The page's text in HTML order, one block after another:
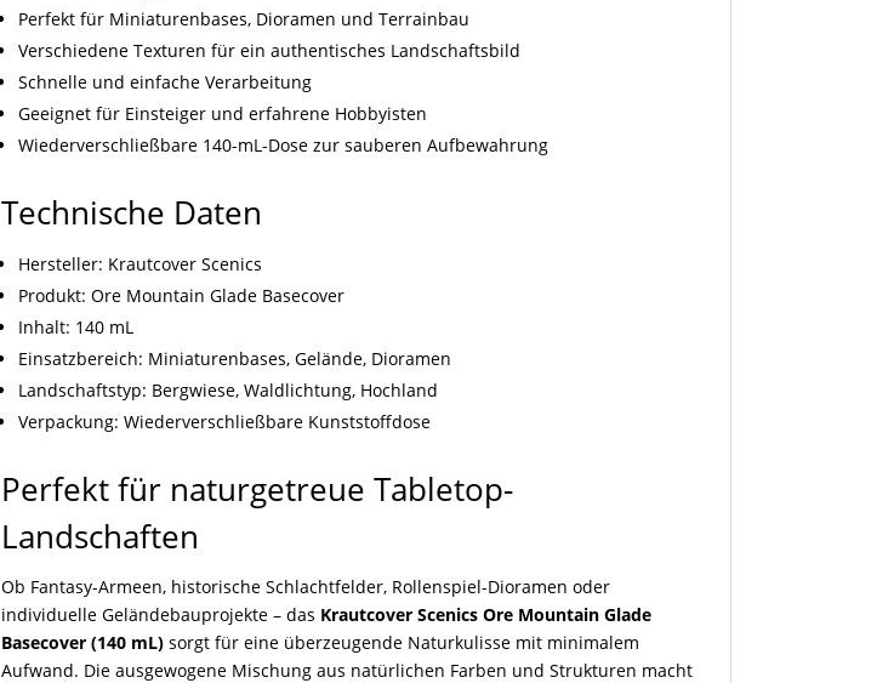
Perfekt für Miniaturenbases, Dioramen und Terrainbau
Verschiedene Texturen für ein authentisches Landschaftsbild
Schnelle und einfache Verarbeitung
Geeignet für Einsteiger und erfahrene Hobbyisten
Wiederverschließbare 140-mL-Dose zur sauberen Aufbewahrung
Technische Daten
Hersteller: Krautcover Scenics
Produkt: Ore Mountain Glade Basecover
Inhalt: 140 mL
Einsatzbereich: Miniaturenbases, Gelände, Dioramen
Landschaftstyp: Bergwiese, Waldlichtung, Hochland
Verpackung: Wiederverschließbare Kunststoffdose
Perfekt für naturgetreue Tabletop-
Landschaften
Ob Fantasy-Armeen, historische Schlachtfelder, Rollenspiel-Dioramen oder
individuelle Geländebauprojekte – das Krautcover Scenics Ore Mountain Glade
Basecover (140 mL) sorgt für eine überzeugende Naturkulisse mit minimalem
Aufwand. Die ausgewogene Mischung aus natürlichen Farben und Strukturen macht